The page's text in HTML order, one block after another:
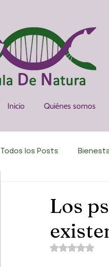
Inicio Quiénes somos
Todos los Posts
Los
Obtuvo